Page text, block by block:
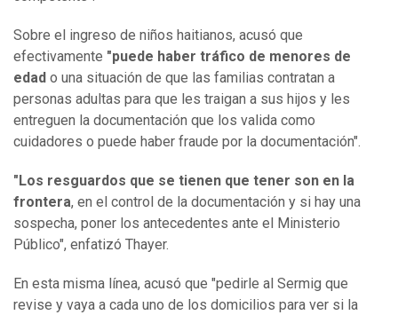
Sobre el ingreso de niños haitianos, acusó que
efectivamente "puede haber tráfico de menores de
edad o una situación de que las familias contratan a
personas adultas para que les traigan a sus hijos y les
entreguen la documentación que los valida como
cuidadores o puede haber fraude por la documentación".
"Los resguardos que se tienen que tener son en la
frontera, en el control de la documentación y si hay una
sospecha, poner los antecedentes ante el Ministerio
Público", enfatizó Thayer.
En esta misma línea, acusó que "pedirle al Sermig que
revise y vaya a cada uno de los domicilios para ver si la